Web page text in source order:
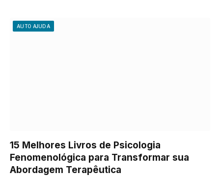
AUTO AJUDA
15 Melhores Livros de Psicologia
Fenomenológica para Transformar sua
Abordagem Terapêutica